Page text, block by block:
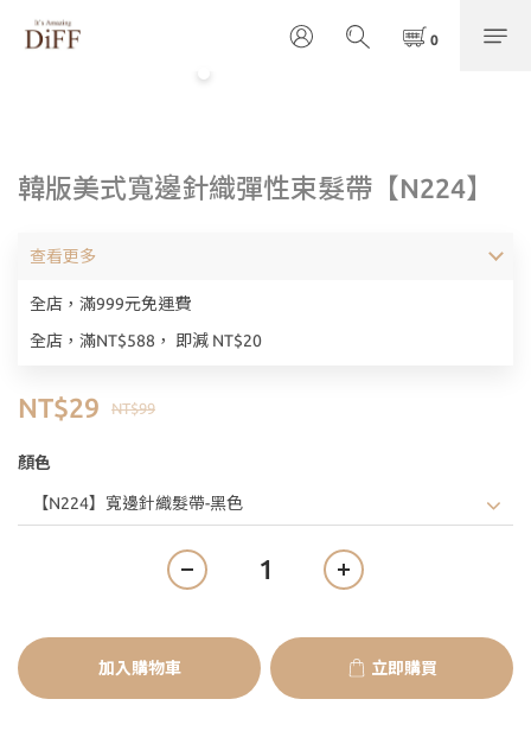
韓版美式寬邊針織彈性束髮帶【N224】
全店，滿999元免運費
全店，滿NT$588， 即減 NT$20
查看更多
NT$99
NT$29
顏色
加入購物車 立即購買